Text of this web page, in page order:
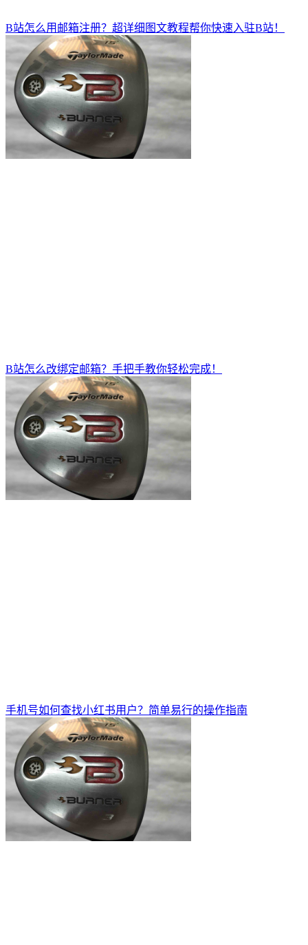
B站怎么用邮箱注册？超详细图文教程帮你快速入驻B站！
B站怎么改绑定邮箱？手把手教你轻松完成！
手机号如何查找小红书用户？简单易行的操作指南